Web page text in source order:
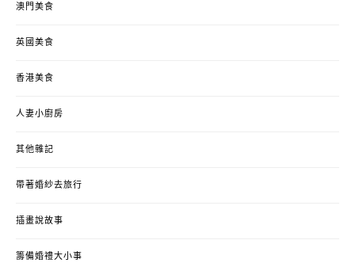
澳門美食
英國美食
香港美食
人妻小廚房
其他雜記
帶著婚紗去旅行
插畫說故事
籌備婚禮大小事